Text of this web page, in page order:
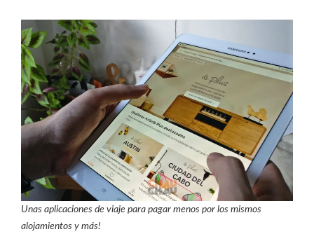
Unas aplicaciones de viaje para pagar menos por los mismos
alojamientos y más!